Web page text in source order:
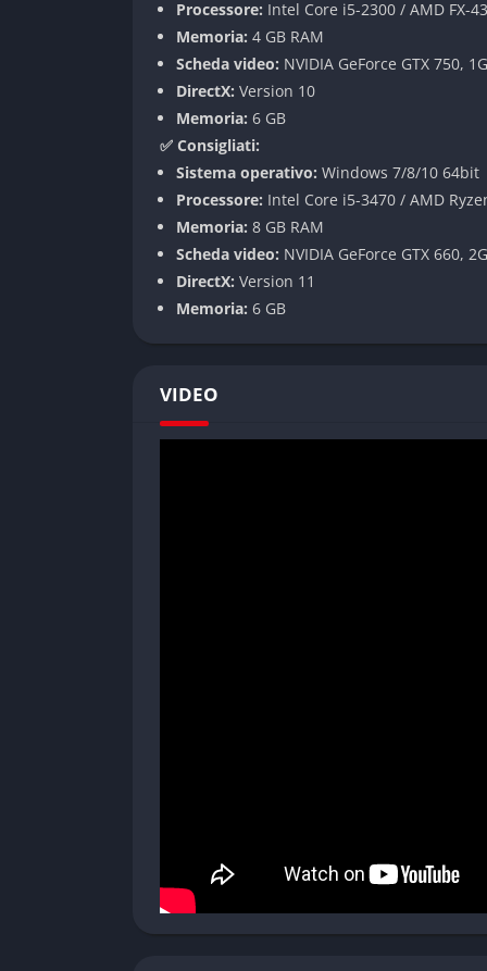
Colonna sonora originale
La colonna sonora riprende i brani più
drammatici. L’audio è un elemento chiave
fase della partita con melodie evocative,
Meccaniche di gioco
Combattimento 3D dinamico
Il sistema di combattimento si basa su
contro 1. Le meccaniche includono attacchi
vivo.
Apprendimento accessibile ma
Completando combattimenti e missioni, i
sbloccare nuove abilità e migliorarne le
albero delle abilità che permette
Processore: Intel Core i5-2300 / AMD FX-
Memoria: 4 GB RAM
Scheda video: NVIDIA GeForce GTX 750,
DirectX: Version 10
Memoria: 6 GB
✅ Consigliati:
Sistema operativo: Windows 7/8/10 64bit
Processore: Intel Core i5-3470 / AMD
Memoria: 8 GB RAM
Scheda video: NVIDIA GeForce GTX 660,
DirectX: Version 11
Memoria: 6 GB
VIDEO